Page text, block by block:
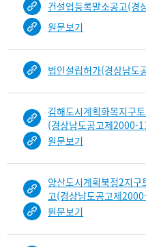
건설업등록말소공고(
원문보기
법인설립허가(경상남
김해도시계획화목지구
(경상남도공고제2000-
원문보기
양산도시계획북정2지
고(경상남도공고제
원문보기